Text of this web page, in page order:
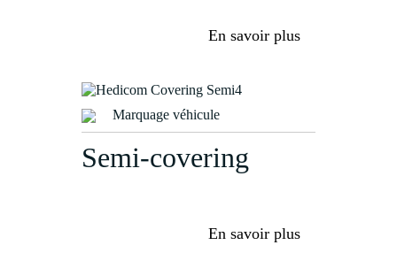
En savoir plus
Marquage véhicule
Semi-covering
En savoir plus